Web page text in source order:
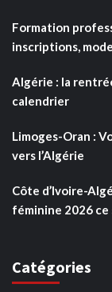
Formation
inscriptions,
Algérie : la
calendrier
Limoges-Oran :
vers l’Algérie
Côte d’Ivoire-
féminine 2026 ce
Catégories